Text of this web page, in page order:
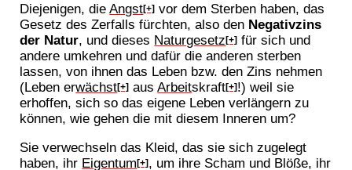
Diejenigen, dieAngst[+] vor dem Sterben haben, das
Gesetz des Zerfalls fürchten, also den Negativzins
der Natur, und dieses Naturgesetz[+] für sich und
andere umkehren und dafür die anderen sterben
lassen, von ihnen das Leben bzw. den Zins nehmen
(Leben erwächst[+] ausArbeitskraft[+] !) weil sie
erhoffen, sich so das eigene Leben verlängern zu
können, wie gehen die mit diesem Inneren um?
Sie verwechseln das Kleid, das sie sich zugelegt
haben, ihr Eigentum[+] , um ihre Scham und Blöße, ihr